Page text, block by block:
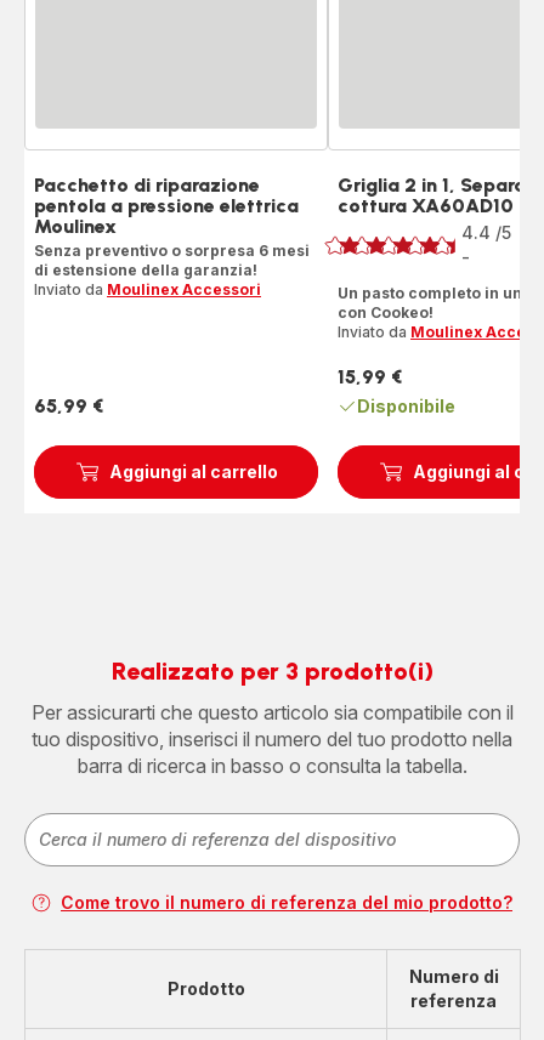
Aggiungi al carrello
Pacchetto di riparazione
pentola a pressione elettrica
Moulinex
Senza preventivo o sorpresa 6 mesi
di estensione della garanzia!
Inviato da Moulinex Accessori
Prezzo
65,99 €
Aggiungi al
Griglia 2 in 1,
cottura XA60AD10
Voto
4.4 /5
-
Un pasto completo in un
con Cookeo!
Inviato da Moulinex
Prezzo
15,99 €
Disponibile
Realizzato per 3 prodotto(i)
Per assicurarti che questo articolo sia compatibile con il
tuo dispositivo, inserisci il numero del tuo prodotto nella
barra di ricerca in basso o consulta la tabella.
Come trovo il numero di referenza del mio prodotto?
Prodotto
Numero di
referenza